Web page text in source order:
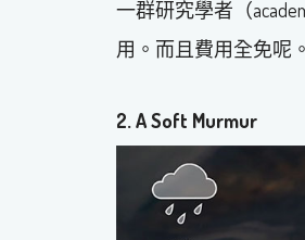
一群研究學者（
用。而且費用全免呢。
2.A Soft Murmur